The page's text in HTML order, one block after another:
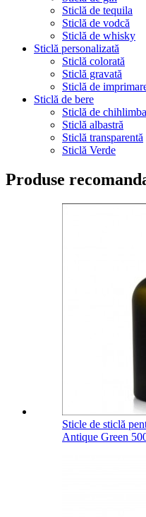
Sticlă de tequila
Sticlă de vodcă
Sticlă de whisky
Sticlă personalizată
Sticlă colorată
Sticlă gravată
Sticlă de
Sticlă de bere
Sticlă de
Sticlă albastră
Sticlă transparentă
Sticlă Verde
Produse
Sticle de sticlă
Antique Green